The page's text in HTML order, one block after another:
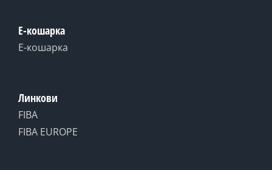
Е-кошарка
Е-кошарка
Линкови
FIBA
FIBA EUROPE